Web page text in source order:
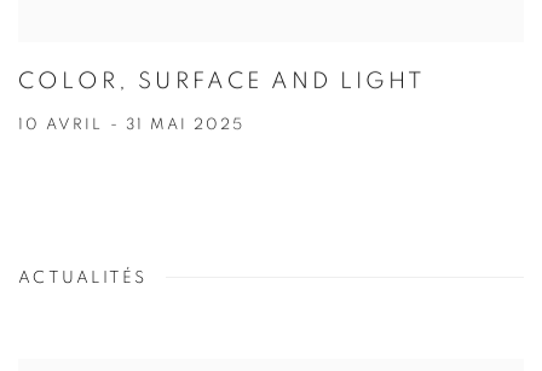
COLOR, SURFACE AND LIGHT
10 AVRIL - 31 MAI 2025
ACTUALITÉS